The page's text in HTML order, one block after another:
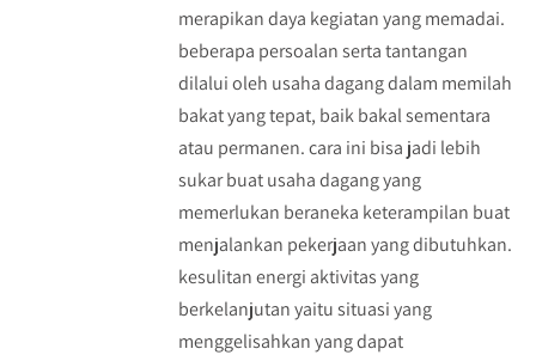
merapikan daya kegiatan yang memadai.
beberapa persoalan serta tantangan
dilalui oleh usaha dagang dalam memilah
bakat yang tepat, baik bakal sementara
atau permanen. cara ini bisa jadi lebih
sukar buat usaha dagang yang
memerlukan beraneka keterampilan buat
menjalankan pekerjaan yang dibutuhkan.
kesulitan energi aktivitas yang
berkelanjutan yaitu situasi yang
menggelisahkan yang dapat